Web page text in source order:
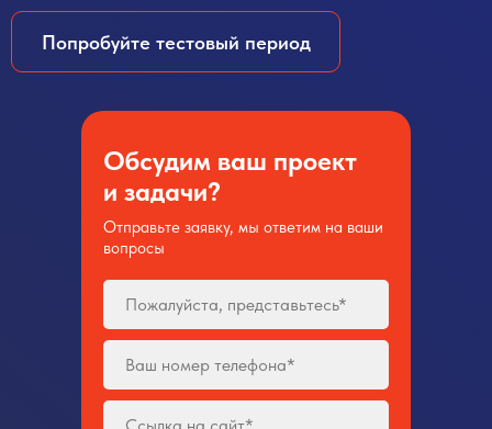
Отправьте заявку, мы ответим на ваши
вопросы
Обсудим ваш проект
и задачи?
Попробуйте тестовый период